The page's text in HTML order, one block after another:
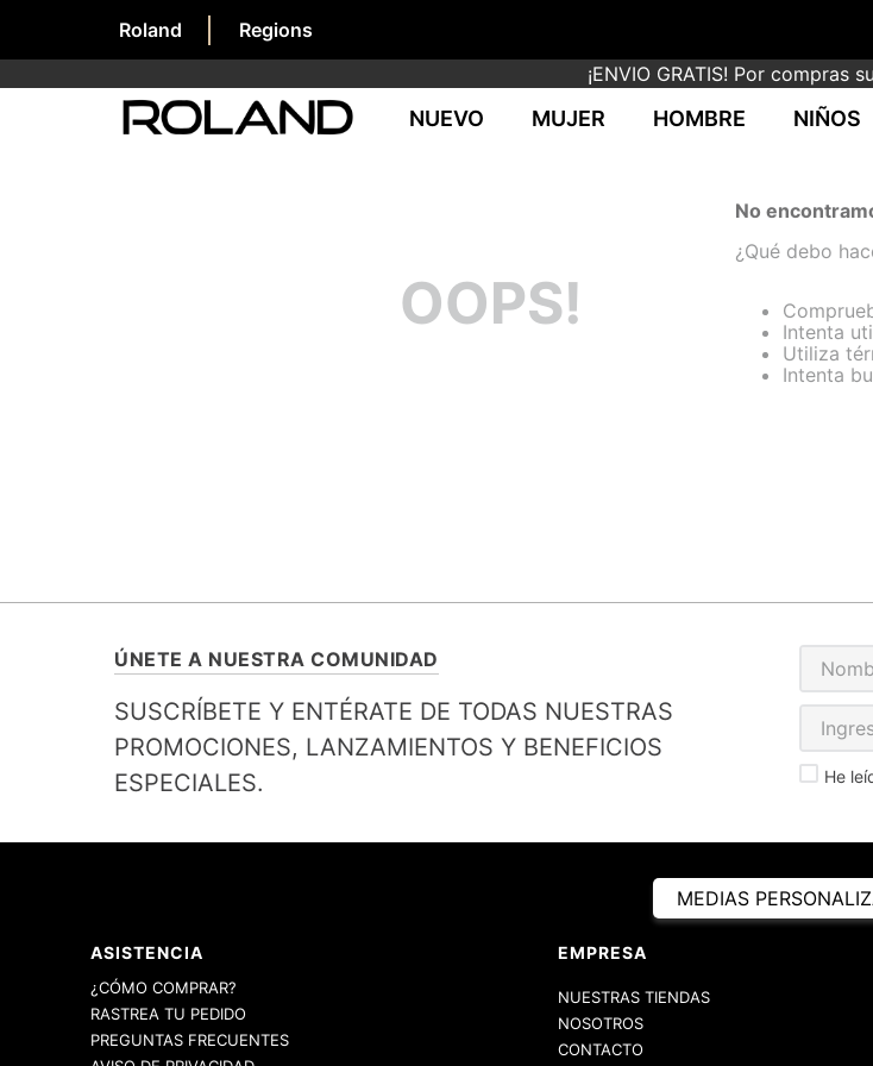
Roland
Regions
¡ENVIO GRATIS! Por compras
NUEVO MUJER HOMBRE NIÑOS
OOPS!
No
¿Qué debo
Intenta
Utiliza
Intenta
ÚNETE A NUESTRA COMUNIDAD
SUSCRÍBETE Y ENTÉRATE DE TODAS NUESTRAS
PROMOCIONES, LANZAMIENTOS Y BENEFICIOS
ESPECIALES.
He
MEDIAS
ASISTENCIA
¿CÓMO COMPRAR?
RASTREA TU PEDIDO
PREGUNTAS FRECUENTES
EMPRESA
NUESTRAS TIENDAS
NOSOTROS
CONTACTO